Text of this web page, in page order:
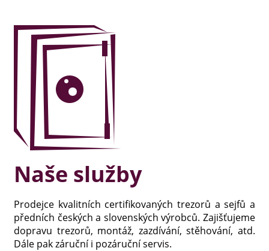
Naše služby
Prodejce kvalitních certifikovaných trezorů a sejfů a
předních českých a slovenských výrobců. Zajišťujeme
dopravu trezorů, montáž, zazdívání, stěhování, atd.
Dále pak záruční i pozáruční servis.